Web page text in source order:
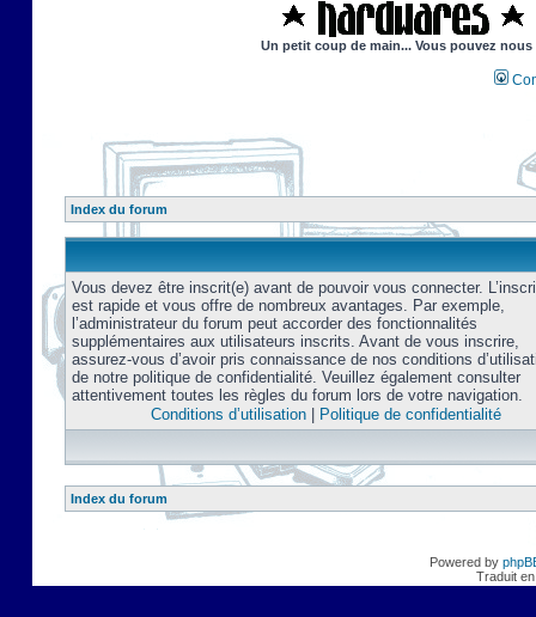
Un petit coup de main... Vous pouvez
Index du forum
Vous devez être inscrit(e) avant de pouvoir vous connecter.
est rapide et vous offre de nombreux avantages. Par exemple,
l’administrateur du forum peut accorder des fonctionnalités
supplémentaires aux utilisateurs inscrits. Avant de vous inscrire,
assurez-vous d’avoir pris connaissance de nos conditions
de notre politique de confidentialité. Veuillez également consulter
attentivement toutes les règles du forum lors de votre navigation.
Conditions d’utilisation| Politique de confidentialité
Index du forum
Powered by
Traduit